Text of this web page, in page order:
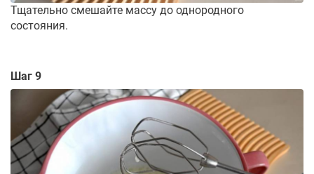
Тщательно смешайте массу до однородного
состояния.
Шаг 9